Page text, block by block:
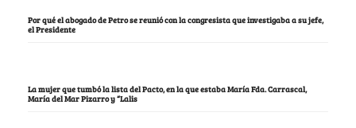
Por qué el abogado de Petro se reunió con la congresista que investigaba a su jefe,
el Presidente
La mujer que tumbó la lista del Pacto, en la que estaba María Fda. Carrascal,
María del Mar Pizarro y “Lalis